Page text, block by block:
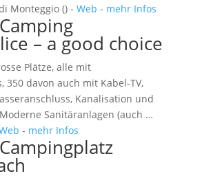
Monteggio () - Web - mehr Infos
Camping
– a good choice
Plätze, alle mit
350 davon auch mit Kabel-TV,
Kanalisation und
Sanitäranlagen (auch …
- mehr Infos
Campingplatz